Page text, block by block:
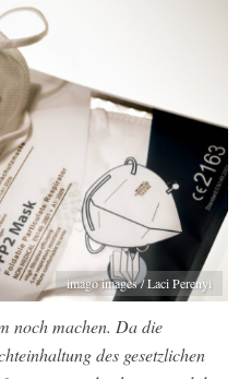
imago images / Laci Perenyi
noch machen. Da die
des gesetzlichen